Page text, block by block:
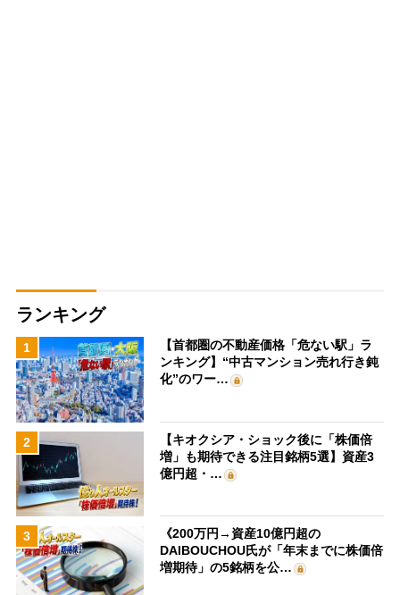
ランキング
1
【首都圏の不動産価格「危ない駅」ラ
ンキング】“中古マンション売れ行き鈍
化”のワー…
2
【キオクシア・ショック後に「株価倍
増」も期待できる注目銘柄5選】資産3
億円超・…
3
《200万円→資産10億円超の
DAIBOUCHOU氏が「年末までに株価倍
増期待」の5銘柄を公…